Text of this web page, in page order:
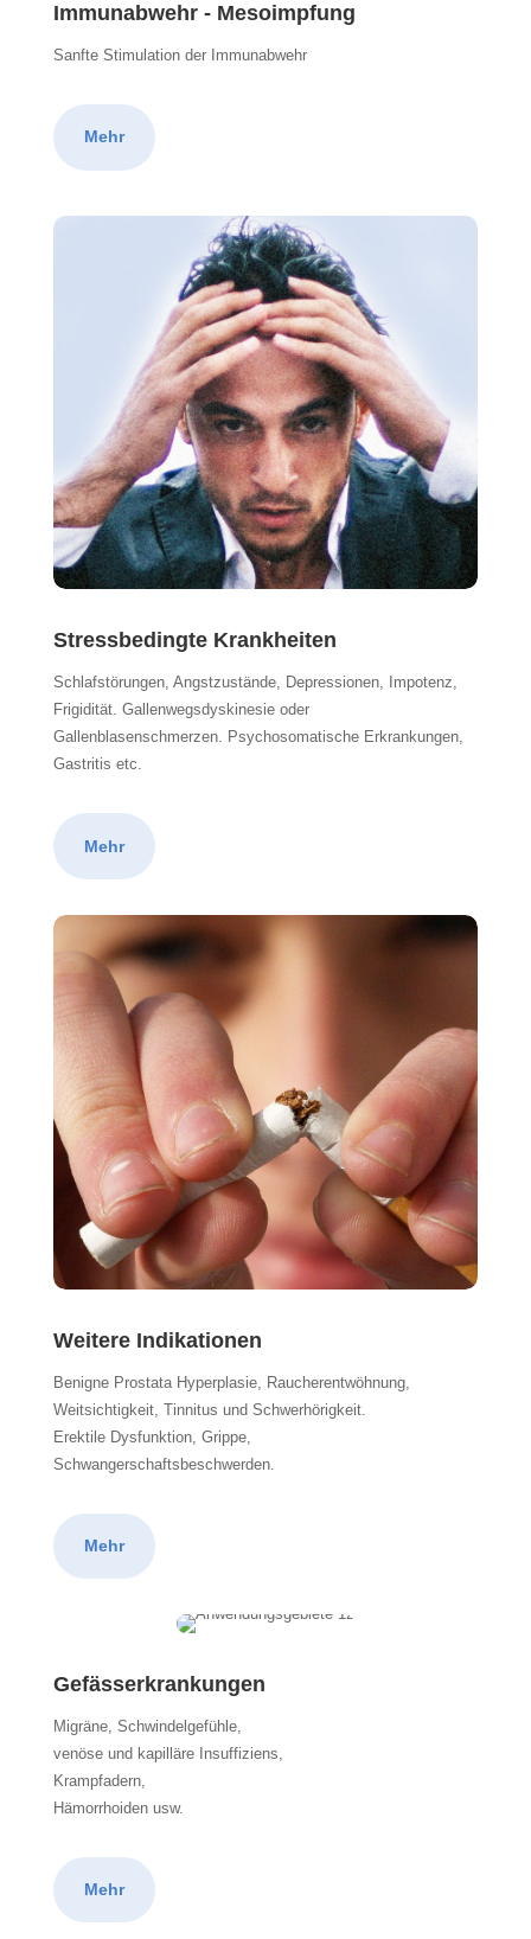
Immunabwehr - Mesoimpfung
Sanfte Stimulation der Immunabwehr
Mehr
Stressbedingte Krankheiten
Schlafstörungen, Angstzustände, Depressionen, Impotenz,
Frigidität. Gallenwegsdyskinesie oder
Gallenblasenschmerzen. Psychosomatische Erkrankungen,
Gastritis etc.
Mehr
Weitere Indikationen
Benigne Prostata Hyperplasie, Raucherentwöhnung,
Weitsichtigkeit, Tinnitus und Schwerhörigkeit.
Erektile Dysfunktion, Grippe,
Schwangerschaftsbeschwerden.
Mehr
Gefässerkrankungen
Migräne, Schwindelgefühle,
venöse und kapilläre Insuffiziens,
Krampfadern,
Hämorrhoiden usw.
Mehr